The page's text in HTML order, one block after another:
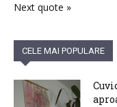
Next quote »
CELE MAI POPULARE